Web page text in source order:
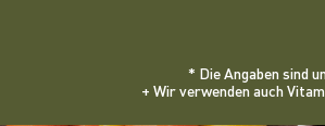
* Die Angaben sind
+ Wir verwenden auch